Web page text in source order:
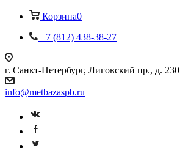
Корзина0
+7 (812) 438-38-27
г. Санкт-Петербург, Лиговский пр., д. 230
info@metbazaspb.ru